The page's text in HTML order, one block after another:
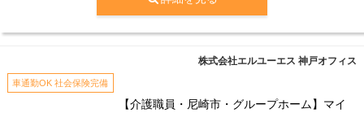
株式会社エルユーエス 神戸オフィス
車通勤OK 社会保険完備
【介護職員・尼崎市・グループホーム】マイ